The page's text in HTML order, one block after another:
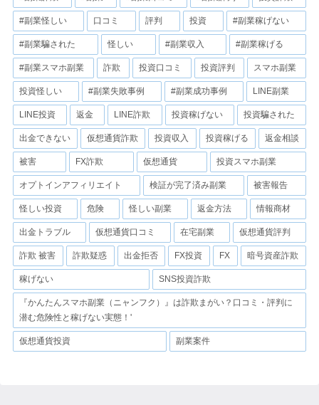
#副業怪しい 口コミ 評判 投資 #副業稼げない
#副業騙された 怪しい #副業収入 #副業稼げる
#副業スマホ副業 詐欺 投資口コミ 投資評判 スマホ副業
投資怪しい #副業失敗事例 #副業成功事例 LINE副業
LINE投資 返金 LINE詐欺 投資稼げない 投資騙された
出金できない 仮想通貨詐欺 投資収入 投資稼げる 返金相談
被害 FX詐欺 仮想通貨 投資スマホ副業
オプトインアフィリエイト 検証が完了済み副業 被害報告
怪しい投資 危険 怪しい副業 返金方法 情報商材
出金トラブル 仮想通貨口コミ 在宅副業 仮想通貨評判
詐欺 被害 詐欺疑惑 出金拒否 FX投資 FX 暗号資産詐欺
稼げない SNS投資詐欺
『かんたんスマホ副業（ニャンフク）』は詐欺まがい？口コミ・評判に
潜む危険性と稼げない実態！'
仮想通貨投資 副業案件